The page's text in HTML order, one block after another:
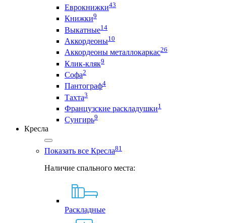
Еврокнижки43
Книжки9
Выкатные14
Аккордеоны10
Аккордеоны металлокаркас26
Клик-кляк9
Софа2
Пантограф4
Тахта3
Французские раскладушки1
Сунгирь9
Кресла
Показать все Кресла81
Наличие спального места:
Раскладные